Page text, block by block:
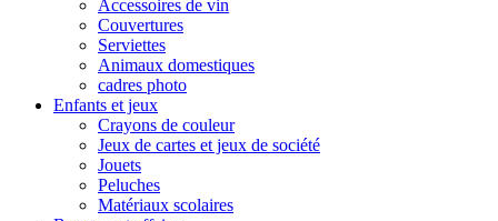
Accessoires de vin
Couvertures
Serviettes
Animaux domestiques
cadres photo
Enfants et jeux
Crayons de couleur
Jeux de cartes et jeux de société
Jouets
Peluches
Matériaux scolaires